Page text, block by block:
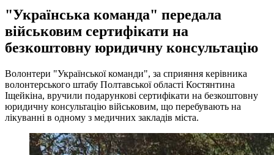
"Українська команда" передала
військовим сертифікати на
безкоштовну юридичну консультацію
Волонтери "Української команди", за сприяння керівника
волонтерського штабу Полтавської області Костянтина
Іщейкіна, вручили подарункові сертифікати на безкоштовну
юридичну консультацію військовим, що перебувають на
лікуванні в одному з медичних закладів міста.